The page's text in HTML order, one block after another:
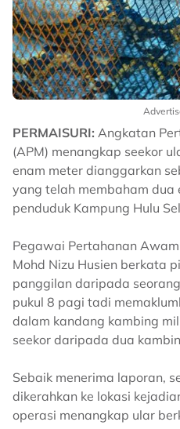
PERMAISURI: Angkatan
(APM) menangkap seekor
enam meter dianggarkan
yang telah membaham dua
penduduk Kampung Hulu
Pegawai Pertahanan
Mohd Nizu Husien berkata
panggilan daripada
pukul 8 pagi tadi
dalam kandang kambing
seekor daripada dua
Sebaik menerima laporan,
dikerahkan ke lokasi
operasi menangkap ular